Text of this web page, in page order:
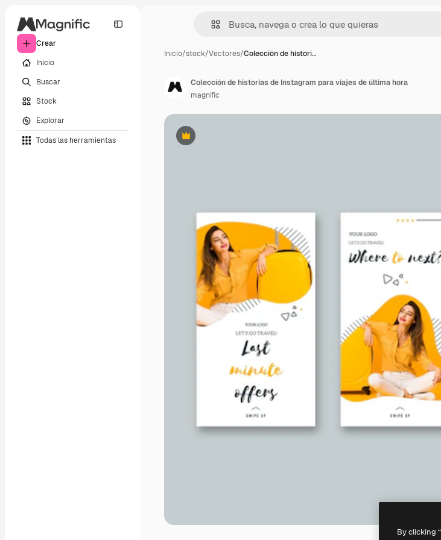
Crear
Inicio
Buscar
Stock
Explorar
Todas las herramientas
Inicio/stock/Vectores/Colección de histori…
Premium
Colección de historias de Instagram para viajes de última hora
magnific
By clicking